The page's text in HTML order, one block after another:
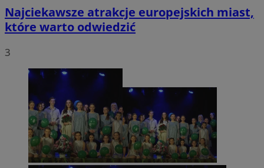
Najciekawsze atrakcje europejskich miast,
które warto odwiedzić
3